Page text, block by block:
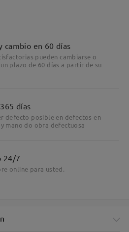
cambio en 60 días
pueden cambiarse o
plazo de 60 días a partir de su
días
defecto posible en defectos en
mano do obra defectuosa
24/7
online para usted.